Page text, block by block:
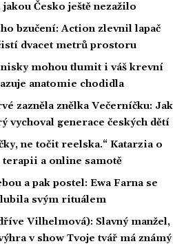
Česko ještě nezažilo
bzučení: Action zlevnil lapač
dvacet metrů prostoru
mohou tlumit i váš krevní
anatomie chodidla
zazněla znělka Večerníčku: Jak
vychoval generace českých dětí
ne točit reelska.“ Katarzia o
terapii a online samotě
a pak postel: Ewa Farna se
svým rituálem
Vilhelmová): Slavný manžel,
v show Tvoje tvář má známý